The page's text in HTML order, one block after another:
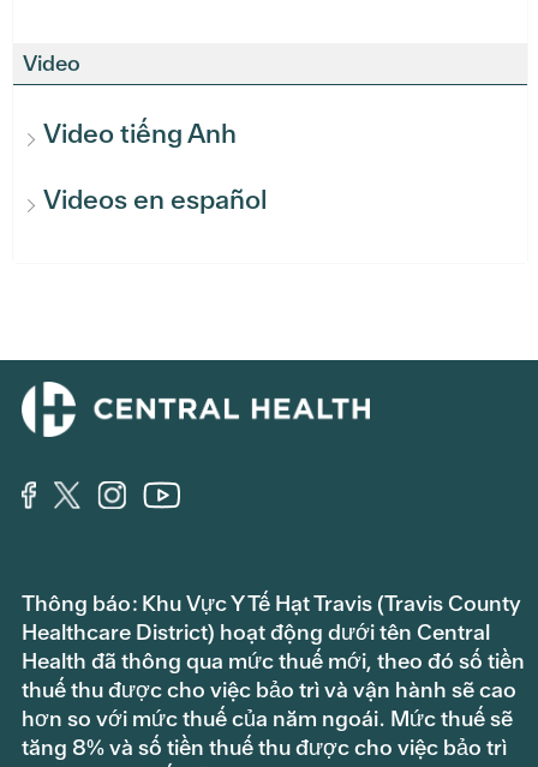
Video
Video tiếng Anh
Videos en español
Thông báo: Khu Vực Y Tế Hạt Travis (Travis County
Healthcare District) hoạt động dưới tên Central
Health đã thông qua mức thuế mới, theo đó số tiền
thuế thu được cho việc bảo trì và vận hành sẽ cao
hơn so với mức thuế của năm ngoái. Mức thuế sẽ
tăng 8% và số tiền thuế thu được cho việc bảo trì